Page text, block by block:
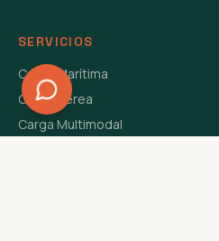
SERVICIOS
Carga Marítima
Carga Aérea
Carga Multimodal